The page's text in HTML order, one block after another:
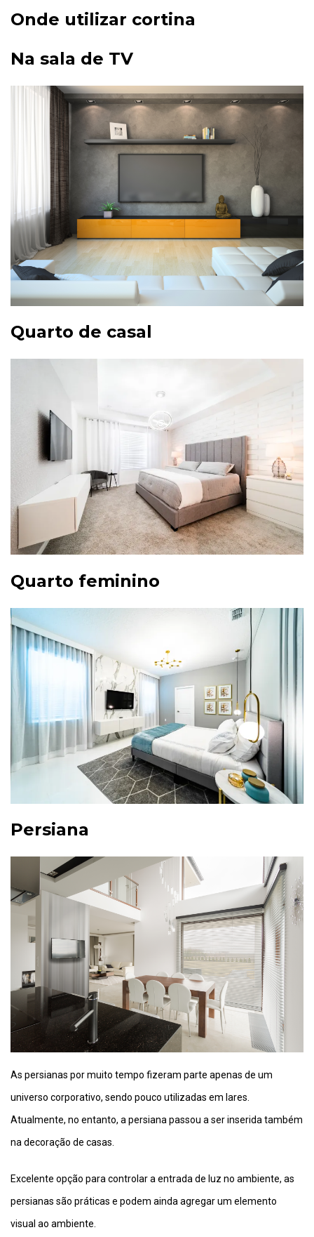
Onde utilizar cortina
Na sala de TV
Quarto de casal
Quarto feminino
Persiana
As persianas por muito tempo fizeram parte apenas de um
universo corporativo, sendo pouco utilizadas em lares.
Atualmente, no entanto, a persiana passou a ser inserida também
na decoração de casas.
Excelente opção para controlar a entrada de luz no ambiente, as
persianas são práticas e podem ainda agregar um elemento
visual ao ambiente.